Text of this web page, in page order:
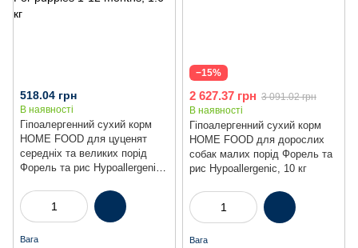
Гіпоалергенний сухий корм
HOME FOOD для цуценят
середніх та великих порід
Форель та рис Hypoallergenic.
518.04 грн
В наявності
Вага
−15%
Гіпоалергенний сухий корм
HOME FOOD для дорослих
собак малих порід Форель та
рис Hypoallergenic, 10 кг
2 627.37 грн 3 091.02 грн
В наявності
Вага